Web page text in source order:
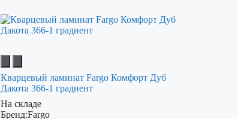
Кварцевый ламинат Fargo Комфорт Дуб
Дакота 366-1 градиент
На складе
Бренд:Fargo